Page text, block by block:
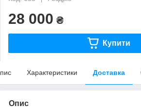
28 000 ₴
Купити
Характеристики Доставка
Опис